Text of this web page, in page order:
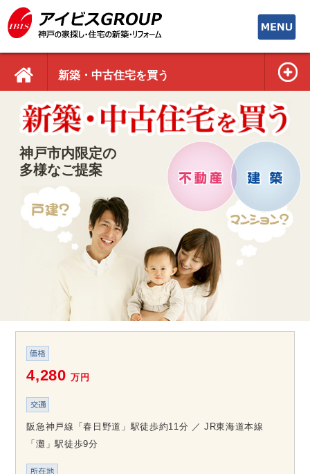
toggle
新築・中古住宅を買う
神戸市内限定の
多様なご提案
4,280万円
阪急神戸線「春日野道」駅徒歩約11分 ／ JR東海道本線
「灘」駅徒歩9分